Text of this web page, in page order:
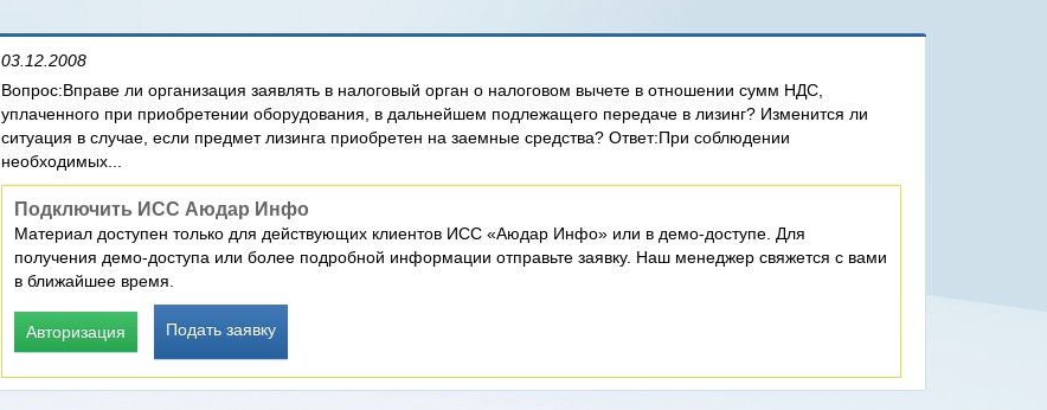
03.12.2008
Вопрос:Вправе ли организация заявлять в налоговый орган о налоговом вычете в отношении сумм НДС,
уплаченного при приобретении оборудования, в дальнейшем подлежащего передаче в лизинг? Изменится ли
ситуация в случае, если предмет лизинга приобретен на заемные средства? Ответ:При соблюдении
необходимых...
Подключить ИСС Аюдар Инфо
Материал доступен только для действующих клиентов ИСС «Аюдар Инфо» или в демо-доступе. Для
получения демо-доступа или более подробной информации отправьте заявку. Наш менеджер свяжется с вами
в ближайшее время.
Авторизация Подать заявку